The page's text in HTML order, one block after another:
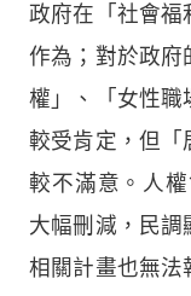
政府在「社會福
作為；對於政府
權」、「女性職
較受肯定，但「
較不滿意。人
大幅刪減，民調
相關計畫也無法